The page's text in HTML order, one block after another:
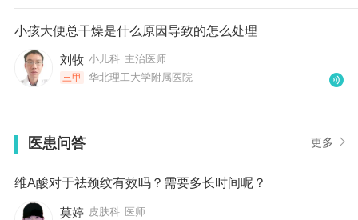
小孩大便总干燥是什么原因导致的怎么处理
刘牧 小儿科 主治医师
三甲 华北理工大学附属医院
医患问答 更多
维A酸对于祛颈纹有效吗？需要多长时间呢？
莫婷 皮肤科 医师